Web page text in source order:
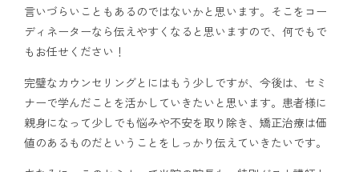
言いづらいこともあるのではないかと思います。そこをコー
ディネーターなら伝えやすくなると思いますので、何でもで
もお任せください！
完璧なカウンセリングとにはもう少しですが、今後は、セミ
ナーで学んだことを活かしていきたいと思います。患者様に
親身になって少しでも悩みや不安を取り除き、矯正治療は価
値のあるものだということをしっかり伝えていきたいです。